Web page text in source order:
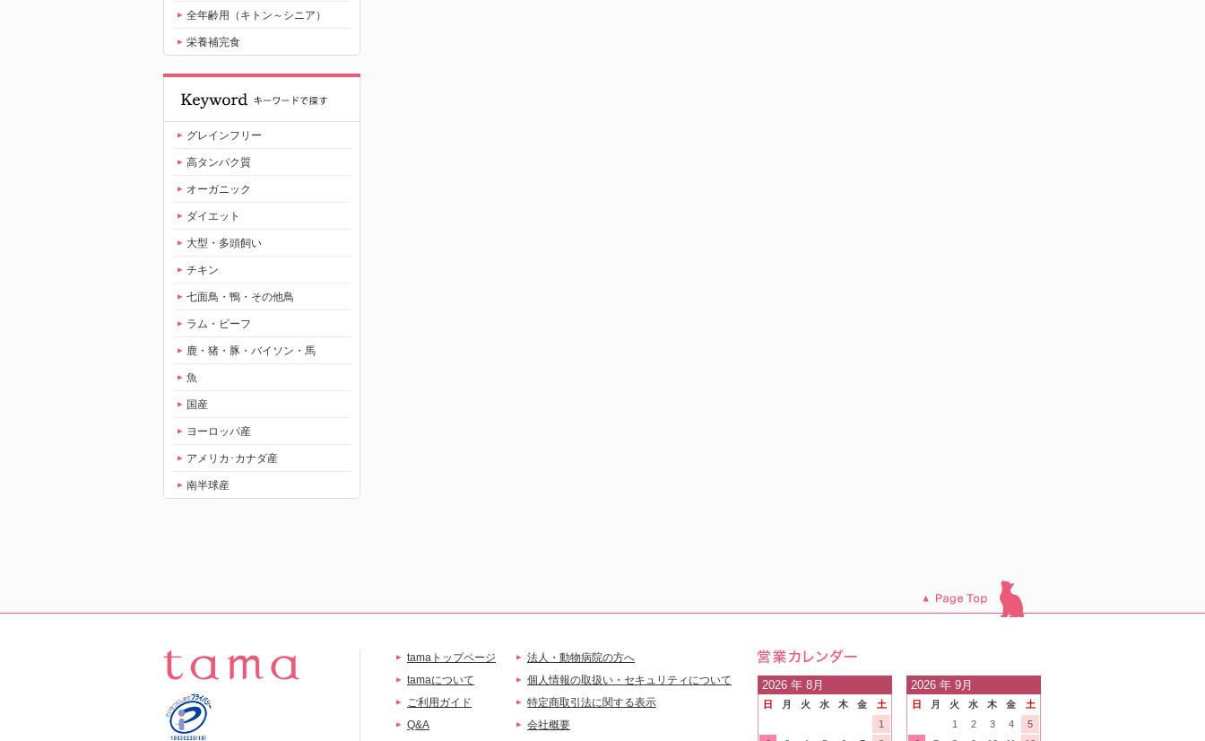
全年齢用（キトン～シニア）
栄養補完食
グレインフリー
高タンパク質
オーガニック
ダイエット
大型・多頭飼い
チキン
七面鳥・鴨・その他鳥
ラム・ビーフ
鹿・猪・豚・バイソン・馬
魚
国産
ヨーロッパ産
アメリカ･カナダ産
南半球産
tamaトップページ
tamaについて
ご利用ガイド
Q&A
法人・動物病院の方へ
個人情報の取扱い・セキュリティについて
特定商取引法に関する表示
会社概要
営業日の
ご案内
2026 年 8月
日 月 火 水 木 金
土
1
2026 年 9月
日 月 火 水 木 金
土
1
2 3 4
5